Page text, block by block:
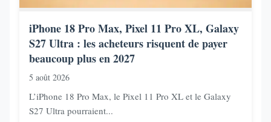
iPhone 18 Pro Max, Pixel 11 Pro XL, Galaxy
S27 Ultra : les acheteurs risquent de payer
beaucoup plus en 2027
5 août 2026
L’iPhone 18 Pro Max, le Pixel 11 Pro XL et le Galaxy
S27 Ultra pourraient...